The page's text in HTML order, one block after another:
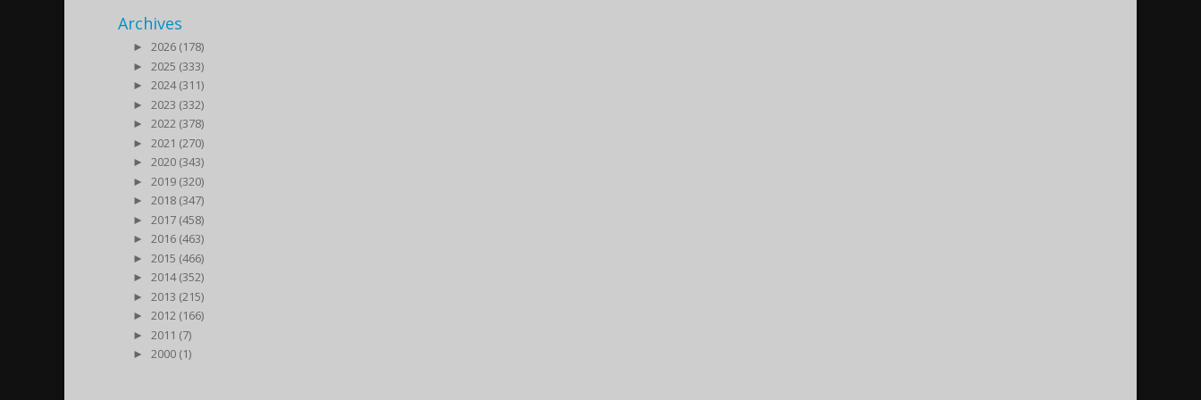
Archives
►
2026 (178)
►
2025 (333)
►
2024 (311)
►
2023 (332)
►
2022 (378)
►
2021 (270)
►
2020 (343)
►
2019 (320)
►
2018 (347)
►
2017 (458)
►
2016 (463)
►
2015 (466)
►
2014 (352)
►
2013 (215)
►
2012 (166)
►
2011 (7)
►
2000 (1)